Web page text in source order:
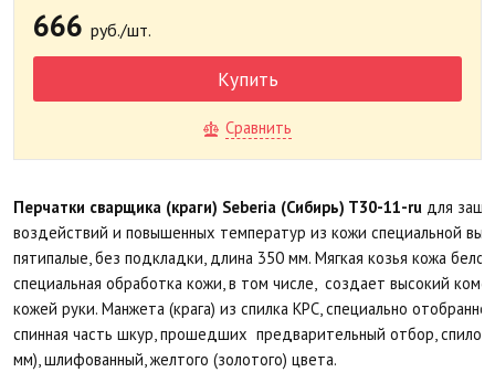
666 руб./шт.
Купить
Сравнить
Перчатки сварщика (краги) Seberia (Сибирь) T30-11-ru для
воздействий и повышенных температур из кожи специальной
пятипалые, без подкладки, длина 350 мм. Мягкая козья кожа
специальная обработка кожи, в том числе, создает высокий
кожей руки. Манжета (крага) из спилка КРС, специально
спинная часть шкур, прошедших предварительный отбор,
мм), шлифованный, желтого (золотого) цвета.